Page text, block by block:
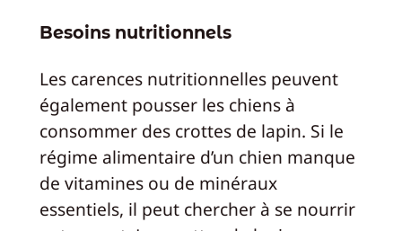
Besoins nutritionnels
Les carences nutritionnelles peuvent
également pousser les chiens à
consommer des crottes de lapin. Si le
régime alimentaire d’un chien manque
de vitamines ou de minéraux
essentiels, il peut chercher à se nourrir